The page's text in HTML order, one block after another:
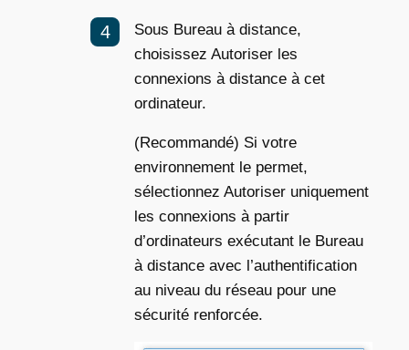
Sous Bureau à distance,
choisissez Autoriser les
connexions à distance à cet
ordinateur.
(Recommandé) Si votre
environnement le permet,
sélectionnez Autoriser uniquement
les connexions à partir
d’ordinateurs exécutant le Bureau
à distance avec l’authentification
au niveau du réseau pour une
sécurité renforcée.